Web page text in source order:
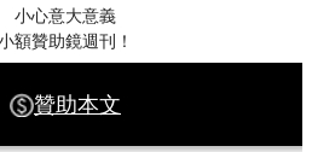
小心意大意義
額贊助鏡週刊！
贊助本文